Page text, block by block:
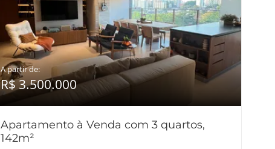
A partir de:
R$ 3.500.000
Apartamento à Venda com 3 quartos,
142m²